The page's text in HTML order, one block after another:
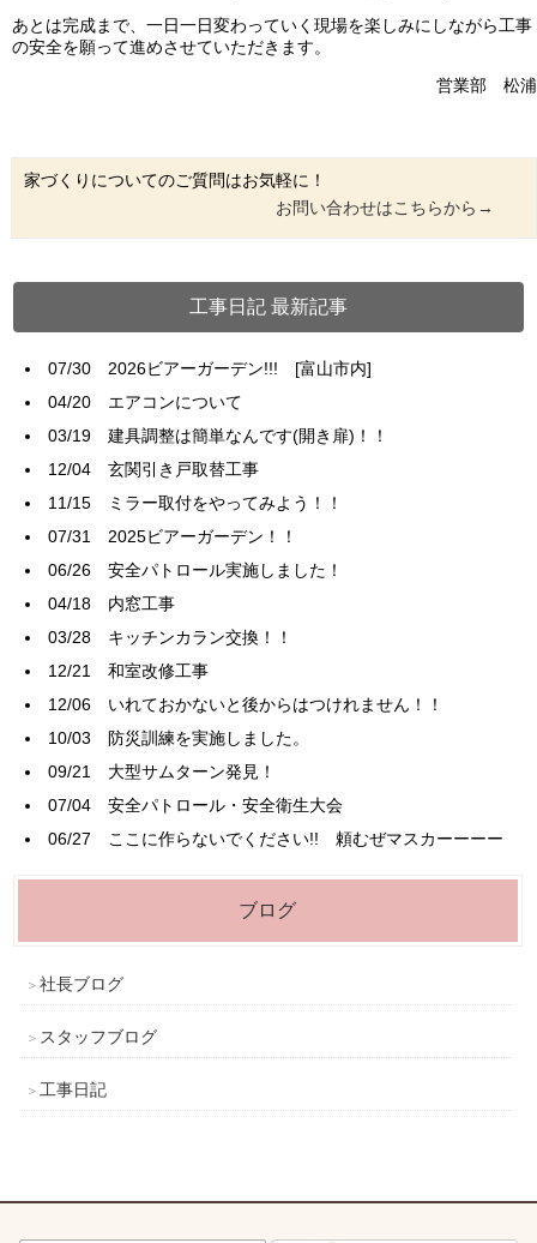
あとは完成まで、一日一日変わっていく現場を楽しみにしながら工事
の安全を願って進めさせていただきます。
営業部 松浦
家づくりについてのご質問はお気軽に！
お問い合わせはこちらから→
工事日記 最新記事
07/30 2026ビアーガーデン!!! [富山市内]
04/20 エアコンについて
03/19建具調整は簡単なんです(開き扉)！！
12/04玄関引き戸取替工事
11/15
ミラー取付をやってみよう！！
07/31 2025ビアーガーデン！！
06/26安全パトロール実施しました！
04/18 内窓工事
03/28 キッチンカラン交換！！
12/21和室改修工事
12/06 いれておかないと後からはつけれません！！
10/03 防災訓練を実施しました。
09/21 大型サムターン発見！
07/04安全パトロール・安全衛生大会
06/27
ここに作らないでください!! 頼むぜマスカーーーー
ブログ
社長ブログ
スタッフブログ
工事日記